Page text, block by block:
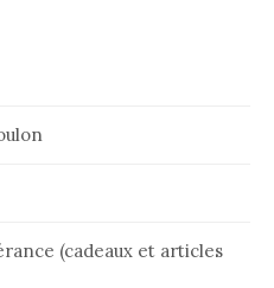
(cadeaux et articles